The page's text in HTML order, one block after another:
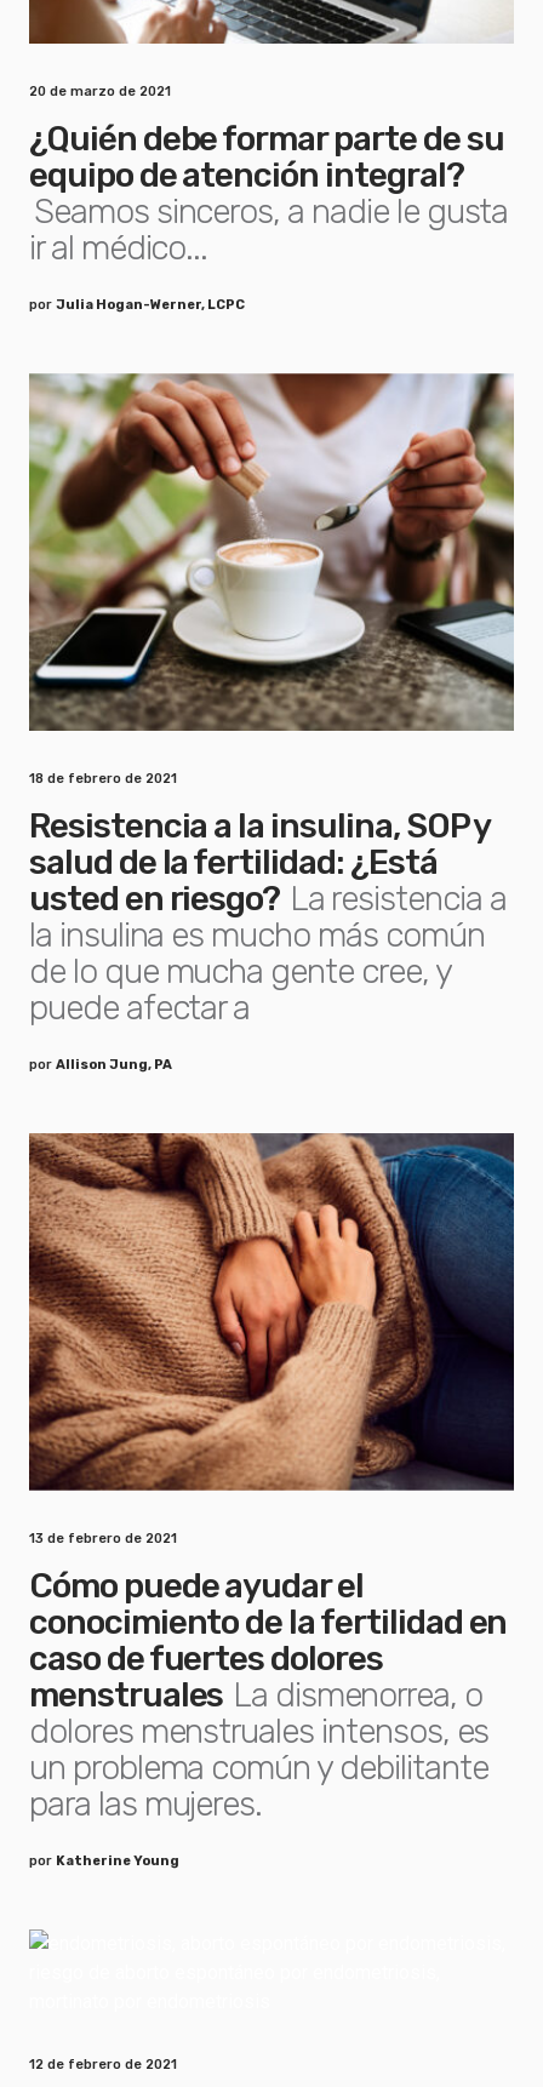
20 de marzo de 2021
¿Quién debe formar parte de su
equipo de atención integral?
Seamos sinceros, a nadie le gusta
ir al médico...
por Julia Hogan-Werner, LCPC
18 de febrero de 2021
Resistencia a la insulina, SOP y
salud de la fertilidad: ¿Está
usted en riesgo? La resistencia a
la insulina es mucho más común
de lo que mucha gente cree, y
puede afectar a
por Allison Jung, PA
13 de febrero de 2021
Cómo puede ayudar el
conocimiento de la fertilidad en
caso de fuertes dolores
menstruales La dismenorrea, o
dolores menstruales intensos, es
un problema común y debilitante
para las mujeres.
por Katherine Young
12 de febrero de 2021